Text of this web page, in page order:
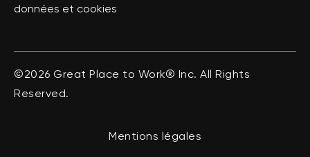
données et cookies
©2026 Great Place to Work® Inc. All Rights
Reserved.
Mentions légales